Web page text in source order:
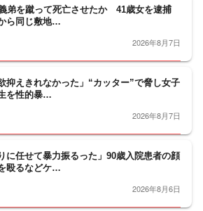
室の動向、都政から首都圏自治体の行政も
当。社会問題、調査報道については、分野
垣根を越えて取材に取り組んでいます。
弟を蹴って死亡させたか 41歳女を逮捕
ら同じ敷地…
2026年8月7日
抑えきれなかった」“カッター”で脅し女子
を性的暴…
2026年8月7日
に任せて暴力振るった」90歳入院患者の顔
殴るなどケ…
2026年8月6日